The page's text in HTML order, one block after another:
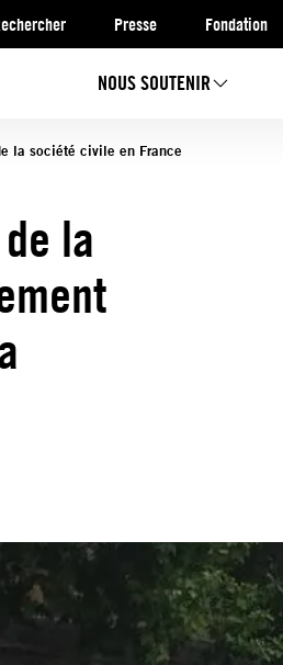
Presse Fondation
NOUS SOUTENIR
la société civile en France
la